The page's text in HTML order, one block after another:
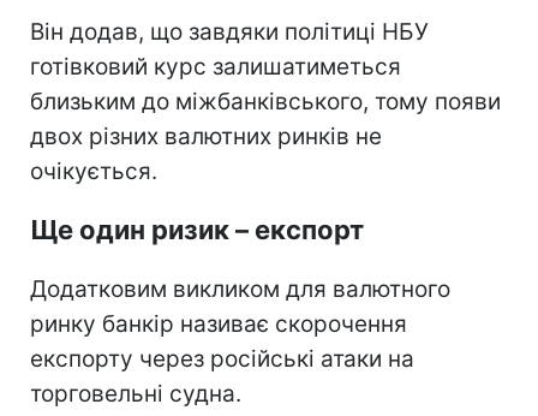
Він додав, що завдяки політиці НБУ
готівковий курс залишатиметься
близьким до міжбанківського, тому появи
двох різних валютних ринків не
очікується.
Ще один ризик – експорт
Додатковим викликом для валютного
ринку банкір називає скорочення
експорту через російські атаки на
торговельні судна.